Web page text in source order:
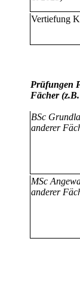
Vertiefung
Prüfungen
Fächer
BSc
anderer
MSc
anderer